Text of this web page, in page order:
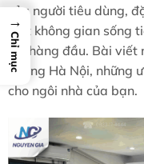
của người tiêu dùng,
một không gian sống
lên hàng đầu. Bài viết
tổ ong Hà Nội, những
cho ngôi nhà của bạn.
→
Chỉ mục